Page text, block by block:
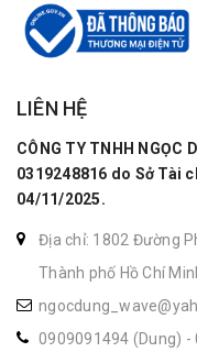
LIÊN HỆ
CÔNG TY TNHH NGỌC
0319248816 do Sở Tài
04/11/2025.
Địa chỉ: 1802 Đường
Thành phố Hồ Chí
0909091494 (Dung) -